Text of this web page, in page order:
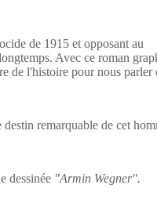
de 1915 et opposant au
Avec ce roman
de l'histoire pour nous parler
remarquable de cet
dessinée "Armin Wegner".